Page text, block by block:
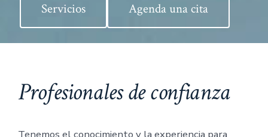
Servicios Agenda una cita
Profesionales de confianza